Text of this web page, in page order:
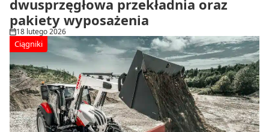
Do zielonki
Dla hodowców
Uprawa
Siew i nawożenie
Ochrona i nawadnianie
Transport i przechowywanie
Do zbioru
Rolnictwo precyzyjne
dwusprzęgłowa przekładnia oraz
pakiety wyposażenia
18 lutego 2026
Ciągniki